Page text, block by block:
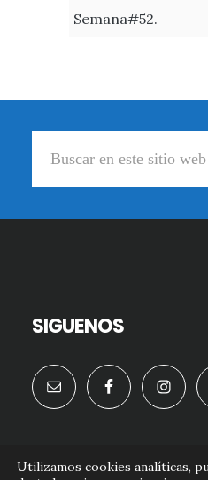
Semana#52.
SIGUENOS
Utilizamos cookies analíticas,